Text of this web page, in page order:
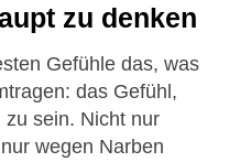
zu denken
Gefühle das, was
das Gefühl,
sein. Nicht nur
wegen Narben